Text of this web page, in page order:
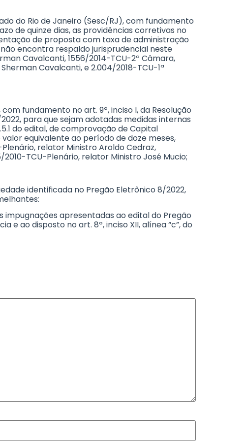
do Rio de Janeiro (Sesc/RJ), com fundamento
de quinze dias, as providências corretivas no
de proposta com taxa de administração
encontra respaldo jurisprudencial neste
Cavalcanti, 1556/2014-TCU-2ª Câmara,
Cavalcanti, e 2.004/2018-TCU-1ª
fundamento no art. 9º, inciso I, da Resolução
para que sejam adotadas medidas internas
do edital, de comprovação de Capital
equivalente ao período de doze meses,
relator Ministro Aroldo Cedraz,
TCU-Plenário, relator Ministro José Mucio;
identificada no Pregão Eletrônico 8/2022,
impugnações apresentadas ao edital do Pregão
ao disposto no art. 8º, inciso XII, alínea “c”, do